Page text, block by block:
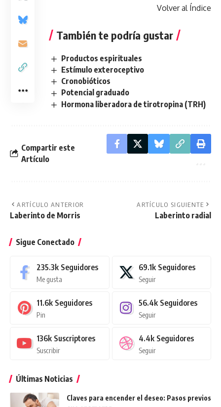
Volver al Índice
También te podría gustar
Productos espirituales
Estímulo exteroceptivo
Cronobióticos
Potencial graduado
Hormona liberadora de tirotropina (TRH)
Compartir este
Artículo
ARTÍCULO ANTERIOR
Laberinto de Morris
ARTÍCULO SIGUIENTE
Laberinto radial
Sigue Conectado
235.3k Seguidores
Me gusta
69.1k Seguidores
Seguir
11.6k Seguidores
Pin
56.4k Seguidores
Seguir
136k Suscriptores
Suscribir
4.4k Seguidores
Seguir
Últimas Noticias
Claves para encender el deseo: Pasos previos